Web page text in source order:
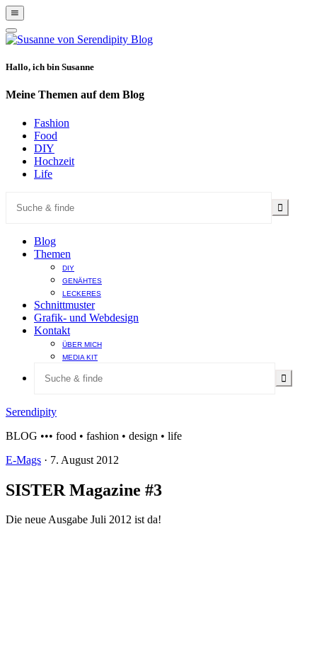
Show
Offscreen
Content
Hide
Offscreen
Hallo, ich bin Susanne
Meine Themen auf dem Blog
Fashion
Food
DIY
Hochzeit
Life
Blog
Themen
DIY
GENÄHTES
LECKERES
Schnittmuster
Grafik- und Webdesign
Kontakt
ÜBER MICH
MEDIA KIT
Serendipity
BLOG ••• food • fashion • design • life
E-Mags · 7. August 2012
SISTER Magazine #3
Die neue Ausgabe Juli 2012 ist da!